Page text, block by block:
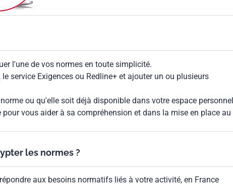
l'une de vos normes en toute simplicité.
service Exigences ou Redline+ et ajouter un ou plusieurs
ou qu'elle soit déjà disponible dans votre espace
vous aider à sa compréhension et dans la mise en place au
les normes ?
aux besoins normatifs liés à votre activité, en France